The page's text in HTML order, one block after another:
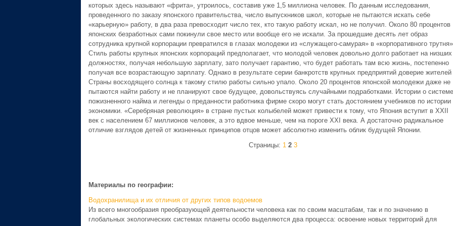
которых здесь называют «фрита», утроилось, составив уже 1,5 миллиона человек. По данным исследования,
проведенного по заказу японского правительства, число выпускников школ, которые не пытаются искать себе
«карьерную» работу, в два раза превосходит число тех, кто такую работу искал, но не получил. Около 80 процентов
японских безработных сами покинули свое место или вообще его не искали. За прошедшие десять лет образ
сотрудника крупной корпорации превратился в глазах молодежи из «служащего-самурая» в «корпоративного
Стиль работы крупных японских корпораций предполагает, что молодой человек довольно долго работает на низших
должностях, получая небольшую зарплату, зато получает гарантию, что будет работать там всю жизнь, постепенно
получая все возрастающую зарплату. Однако в результате серии банкротств крупных предприятий доверие жителей
Страны восходящего солнца к такому стилю работы сильно упало. Около 20 процентов японской молодежи даже не
пытаются найти работу и не планируют свое будущее, довольствуясь случайными подработками. Истории о системе
пожизненного найма и легенды о преданности работника фирме скоро могут стать достоянием учебников по истории
экономики. «Серебряная революция» в стране пустых колыбелей может привести к тому, что Япо­ния вступит в XXII
век с населени­ем 67 миллионов человек, а это вдвое меньше, чем на пороге XXI века. А достаточно радикальное
отличие взглядов детей от жизненных принципов отцов может абсолютно изменить облик будущей Японии.
Страницы: 1 2 3
Материалы по географии:
Водохранилища и их отличия от других типов водоемов
Из всего многообразия преобразующей деятельности человека как по своим масштабам, так и по значению в
глобальных экологических системах планеты особо выделяются два процесса: освоение новых территорий для